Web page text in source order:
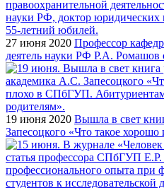
27 июня 2020 Профессор
деятель науки РФ Р.А. Ромашов
19 июня 2020 Вышла в свет
Запесоцкого «Что такое